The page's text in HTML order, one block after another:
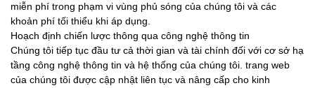
miễn phí trong phạm vi vùng phủ sóng của chúng tôi và các
khoản phí tối thiểu khi áp dụng.
Hoạch định chiến lược thông qua công nghệ thông tin
Chúng tôi tiếp tục đầu tư cả thời gian và tài chính đối với cơ sở hạ
tầng công nghệ thông tin và hệ thống của chúng tôi. trang web
của chúng tôi được cập nhật liên tục và nâng cấp cho kinh